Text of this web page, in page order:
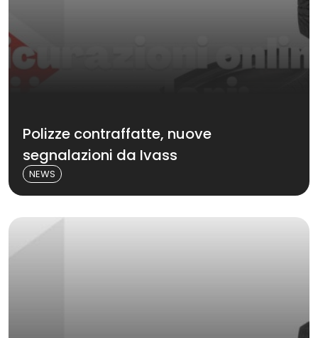
Polizze contraffatte, nuove
segnalazioni da Ivass
NEWS